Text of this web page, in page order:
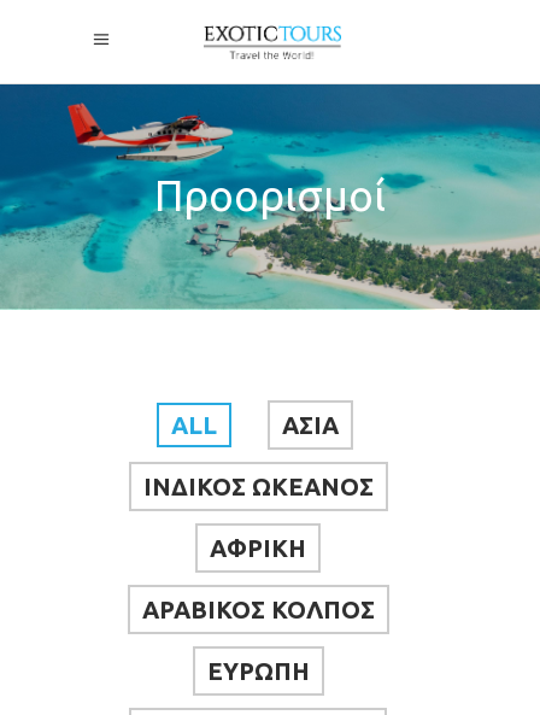
Προορισμοί
ALL ΑΣΙΑ
ΙΝΔΙΚΟΣ ΩΚΕΑΝΟΣ
ΑΦΡΙΚΗ
ΑΡΑΒΙΚΟΣ ΚΟΛΠΟΣ
ΕΥΡΩΠΗ